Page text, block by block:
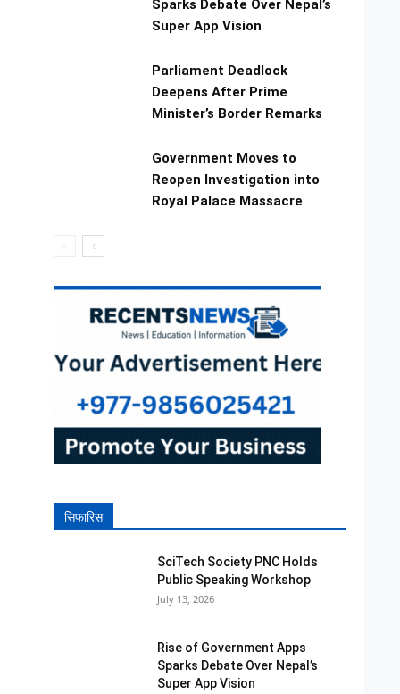
Sparks Debate Over Nepal’s
Super App Vision
Parliament Deadlock
Deepens After Prime
Minister’s Border Remarks
Government Moves to
Reopen Investigation into
Royal Palace Massacre
सिफारिस
SciTech Society PNC Holds
Public Speaking Workshop
July 13, 2026
Rise of Government Apps
Sparks Debate Over Nepal’s
Super App Vision